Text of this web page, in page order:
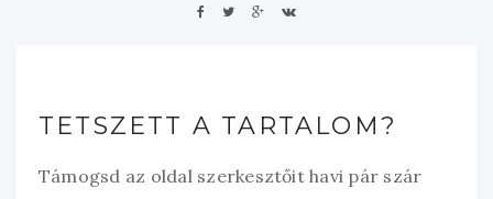
TETSZETT A TARTALOM?
Támogsd az oldal szerkesztőit havi pár szár